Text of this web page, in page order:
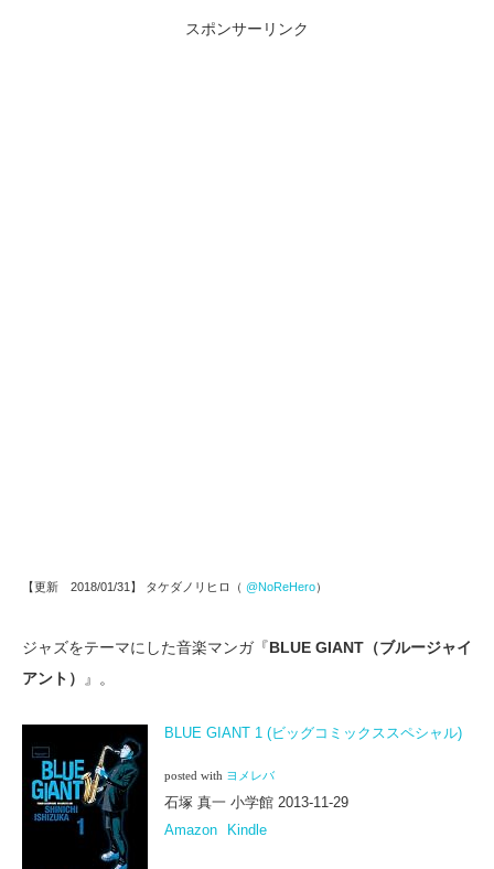
スポンサーリンク
【更新 2018/01/31】 タケダノリヒロ（ @NoReHero）
ジャズをテーマにした音楽マンガ『BLUE GIANT（ブルージャイ
アント）
』。
BLUE GIANT 1 (ビッグコミックススペシャル)
posted with ヨメレバ
石塚 真一 小学館 2013-11-29
Amazon
Kindle